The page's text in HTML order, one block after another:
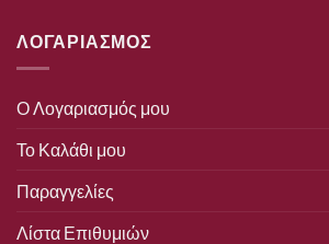
ΛΟΓΑΡΙΑΣΜΟΣ
Ο Λογαριασμός μου
Το Καλάθι μου
Παραγγελίες
Λίστα Επιθυμιών